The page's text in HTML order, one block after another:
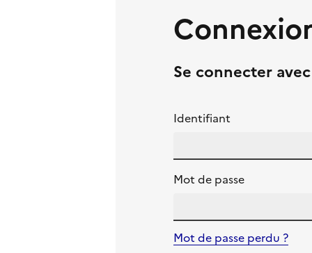
Se connecter
Identifiant
Mot de passe
Mot de passe perdu ?